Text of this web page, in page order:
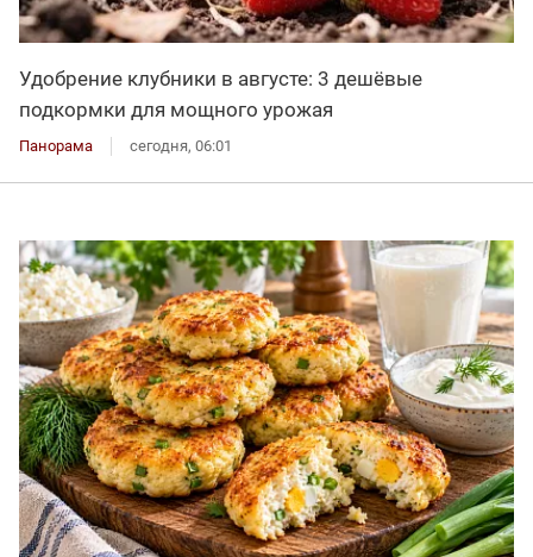
Удобрение клубники в августе: 3 дешёвые
подкормки для мощного урожая
Панорама сегодня, 06:01